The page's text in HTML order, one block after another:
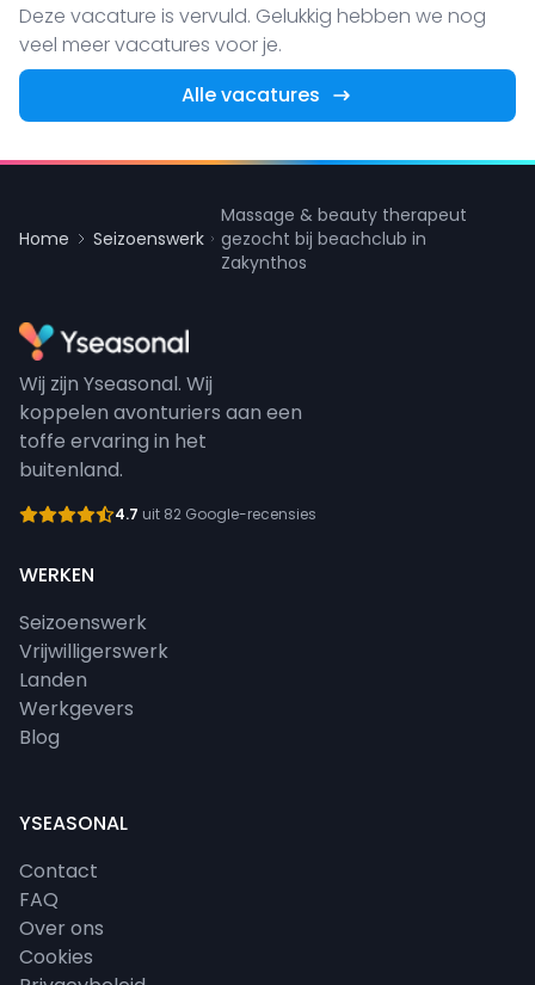
Deze vacature is vervuld. Gelukkig hebben we nog
veel meer vacatures voor je.
Alle vacatures
Home Seizoenswerk
Massage & beauty therapeut
gezocht bij beachclub in
Zakynthos
Wij zijn Yseasonal. Wij
koppelen avonturiers aan een
toffe ervaring in het
buitenland.
4.7 uit 82 Google-recensies
WERKEN
Seizoenswerk
Vrijwilligerswerk
Landen
Werkgevers
Blog
YSEASONAL
Contact
FAQ
Over ons
Cookies